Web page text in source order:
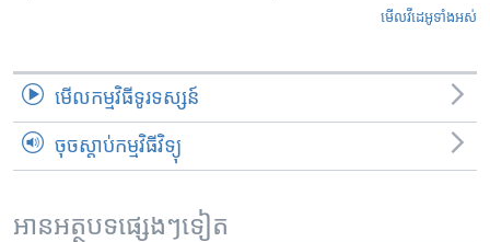
មើល​វីដេអូ​ទាំង​អស់
មើល​កម្មវិធី​ទូរទស្សន៍
ចុចស្តាប់កម្មវិធីវិទ្យុ
អានអត្ថបទផ្សេងៗទៀត